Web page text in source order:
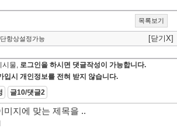
목록보기
항상설정가능 [닫기X]
시물, 로그인을 하시면 댓글작성이 가능합니다.
입시 개인정보를 전혀 받지 않습니다.
글10/댓글2
미지에 맞는 제목을 ..